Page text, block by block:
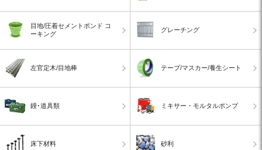
目地/圧着セメントボンド コ
ーキング
グレーチング
左官定木/目地棒 テープ/マスカー/養生シート
鏝･道具類 ミキサー・モルタルポンプ
床下材料 砂利